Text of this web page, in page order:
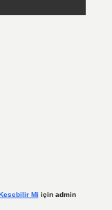
Mi için admin